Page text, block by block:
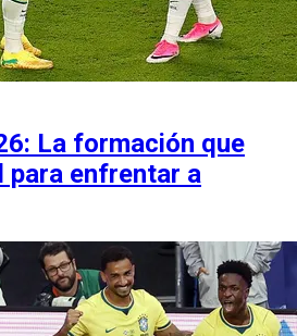
La formación que
para enfrentar a